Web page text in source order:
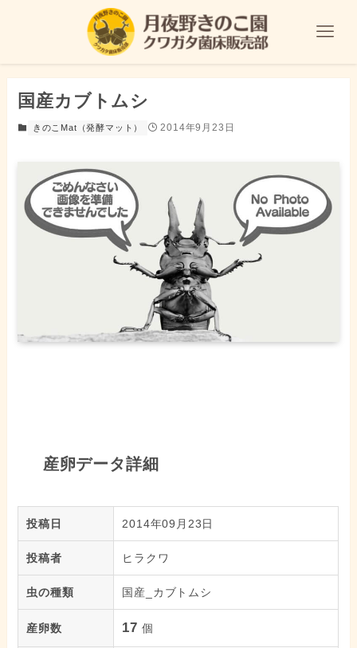
国産カブトムシ
きのこMat（発酵マット） 2014年9月23日
産卵データ詳細
投稿日 2014年09月23日
投稿者 ヒラクワ
虫の種類 国産_カブトムシ
産卵数 17 個